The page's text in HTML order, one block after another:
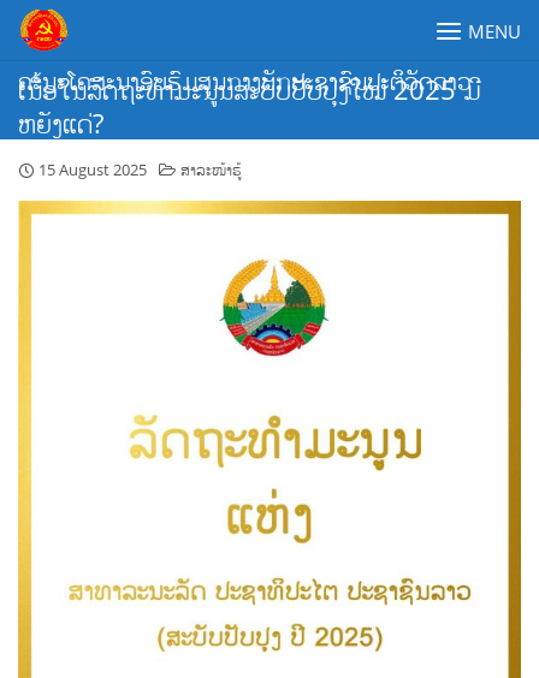
Skip
content
ຄະນະໂຄສະນາອົບຮົມສູນກາງພັກປະຊາຊົນປະຕິວັດລາວ
MENU
ເນື້ອໃນລັດຖະທຳມະນູນສະບັບປັບປຸງໃໝ່ 2025 ມີ
ຫຍັງແດ່?
15 August 2025 ສາລະໜ້າຮູ້